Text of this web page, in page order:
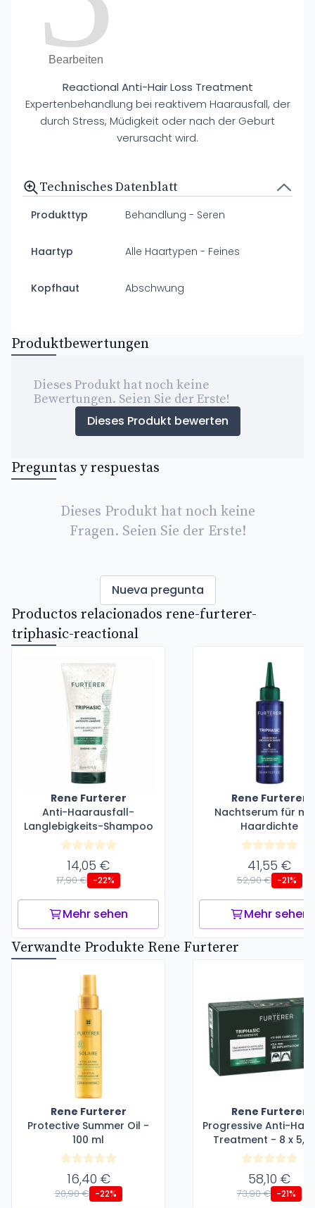
Bearbeiten
Reactional Anti-Hair Loss Treatment
Expertenbehandlung bei reaktivem Haarausfall, der
durch Stress, Müdigkeit oder nach der Geburt
verursacht wird.
Technisches Datenblatt
Produkttyp Behandlung - Seren
Haartyp Alle Haartypen - Feines
Kopfhaut Abschwung
Produktbewertungen
Dieses Produkt hat noch keine
Bewertungen. Seien Sie der Erste!
Dieses Produkt bewerten
Preguntas y respuestas
Dieses Produkt hat noch keine
Fragen. Seien Sie der Erste!
Nueva pregunta
Productos relacionados rene-furterer-
triphasic-reactional
Rene Furterer
Anti-Haarausfall-
Langlebigkeits-Shampoo
14,05 €
17,90 € -22%
Mehr sehen
Rene Furterer
Nachtserum für
Haardichte
41,55 €
52,90 € -21%
Mehr sehen
Verwandte Produkte Rene Furterer
Rene Furterer
Protective Summer Oil -
100 ml
16,40 €
20,90 € -22%
Rene Furterer
Progressive Anti-Hair
Treatment - 8 x 5,5
58,10 €
73,90 € -21%